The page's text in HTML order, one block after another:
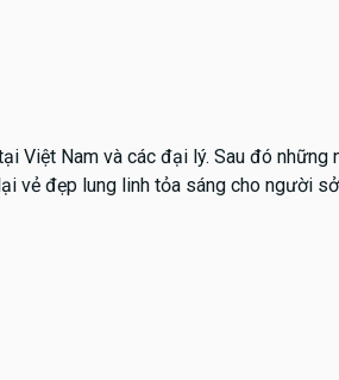
Việt Nam và các đại lý. Sau đó
vẻ đẹp lung linh tỏa sáng cho người